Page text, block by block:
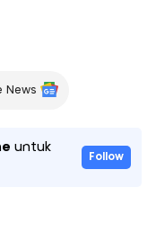
News
untuk
Follow